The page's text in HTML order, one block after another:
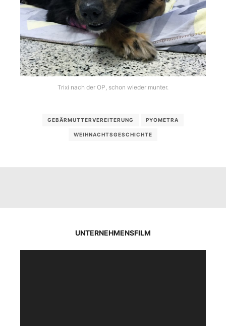
Trixi nach der OP, schon wieder munter.
GEBÄRMUTTERVEREITERUNG PYOMETRA
WEIHNACHTSGESCHICHTE
UNTERNEHMENSFILM